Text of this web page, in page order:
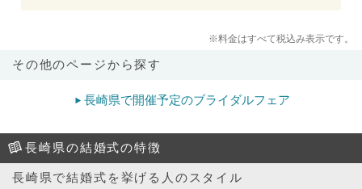
※料金はすべて税込み表示です。
その他のページから探す
長崎県で開催予定のブライダルフェア
長崎県の結婚式の特徴
長崎県で結婚式を挙げる人のスタイル